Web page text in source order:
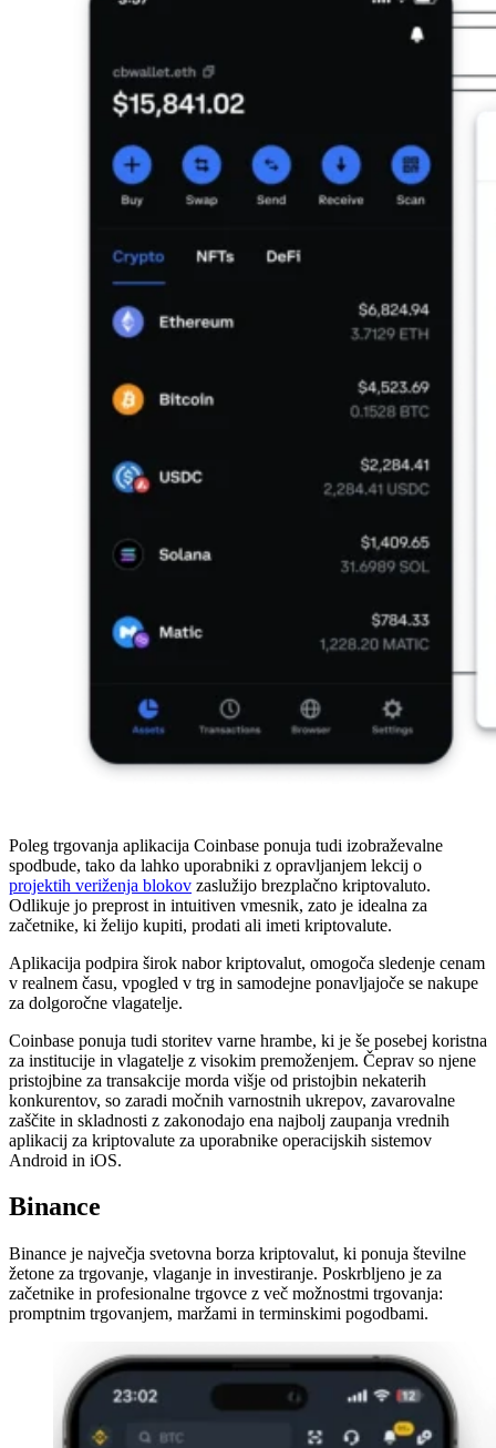
Poleg trgovanja aplikacija Coinbase ponuja tudi izobraževalne
spodbude, tako da lahko uporabniki z opravljanjem lekcij o
projektih veriženja blokov zaslužijo brezplačno kriptovaluto.
Odlikuje jo preprost in intuitiven vmesnik, zato je idealna za
začetnike, ki želijo kupiti, prodati ali imeti kriptovalute.
Aplikacija podpira širok nabor kriptovalut, omogoča sledenje cenam
v realnem času, vpogled v trg in samodejne ponavljajoče se nakupe
za dolgoročne vlagatelje.
Coinbase ponuja tudi storitev varne hrambe, ki je še posebej koristna
za institucije in vlagatelje z visokim premoženjem. Čeprav so njene
pristojbine za transakcije morda višje od pristojbin nekaterih
konkurentov, so zaradi močnih varnostnih ukrepov, zavarovalne
zaščite in skladnosti z zakonodajo ena najbolj zaupanja vrednih
aplikacij za kriptovalute za uporabnike operacijskih sistemov
Android in iOS.
Binance
Binance je največja svetovna borza kriptovalut, ki ponuja številne
žetone za trgovanje, vlaganje in investiranje. Poskrbljeno je za
začetnike in profesionalne trgovce z več možnostmi trgovanja:
promptnim trgovanjem, maržami in terminskimi pogodbami.